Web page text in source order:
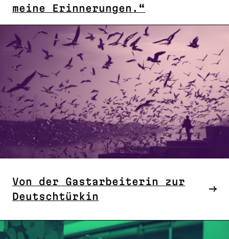
meine Erinnerungen.“
Von der Gastarbeiterin zur
Deutschtürkin